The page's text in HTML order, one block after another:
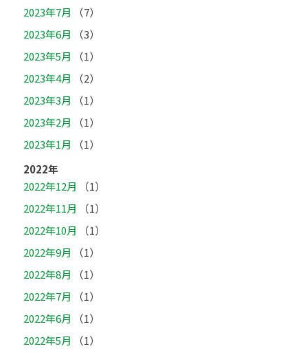
2023年7月
（7）
2023年6月
（3）
2023年5月
（1）
2023年4月
（2）
2023年3月
（1）
2023年2月
（1）
2023年1月
（1）
2022年
2022年12月
（1）
2022年11月
（1）
2022年10月
（1）
2022年9月
（1）
2022年8月
（1）
2022年7月
（1）
2022年6月
（1）
2022年5月
（1）